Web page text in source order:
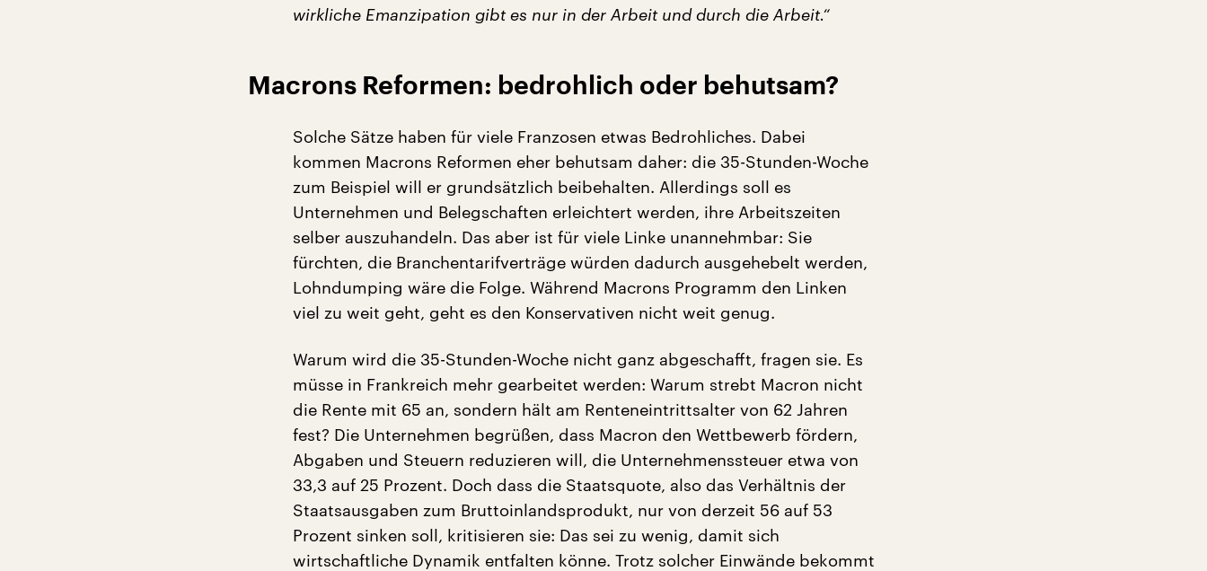
wirkliche Emanzipation gibt es nur in der Arbeit und durch die Arbeit.“
Macrons Reformen: bedrohlich oder behutsam?
Solche Sätze haben für viele Franzosen etwas Bedrohliches. Dabei
kommen Macrons Reformen eher behutsam daher: die 35-Stunden-Woche
zum Beispiel will er grundsätzlich beibehalten. Allerdings soll es
Unternehmen und Belegschaften erleichtert werden, ihre Arbeitszeiten
selber auszuhandeln. Das aber ist für viele Linke unannehmbar: Sie
fürchten, die Branchentarifverträge würden dadurch ausgehebelt werden,
Lohndumping wäre die Folge. Während Macrons Programm den Linken
viel zu weit geht, geht es den Konservativen nicht weit genug.
Warum wird die 35-Stunden-Woche nicht ganz abgeschafft, fragen sie. Es
müsse in Frankreich mehr gearbeitet werden: Warum strebt Macron nicht
die Rente mit 65 an, sondern hält am Renteneintrittsalter von 62 Jahren
fest? Die Unternehmen begrüßen, dass Macron den Wettbewerb fördern,
Abgaben und Steuern reduzieren will, die Unternehmenssteuer etwa von
33,3 auf 25 Prozent. Doch dass die Staatsquote, also das Verhältnis der
Staatsausgaben zum Bruttoinlandsprodukt, nur von derzeit 56 auf 53
Prozent sinken soll, kritisieren sie: Das sei zu wenig, damit sich
wirtschaftliche Dynamik entfalten könne. Trotz solcher Einwände bekommt